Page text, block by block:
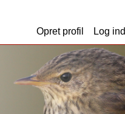
Opret profil Log ind